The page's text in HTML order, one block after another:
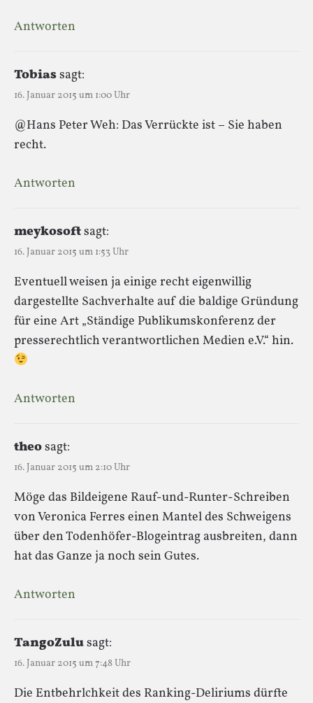
Antworten
Tobiassagt:
16. Januar 2015 um 1:00 Uhr
@Hans Peter Weh: Das Verrückte ist – Sie haben
recht.
Antworten
meykosoftsagt:
16. Januar 2015 um 1:53 Uhr
Eventuell weisen ja einige recht eigenwillig
dargestellte Sachverhalte auf die baldige Gründung
für eine Art „Ständige Publikumskonferenz der
presserechtlich verantwortlichen Medien e.V.“ hin.
Antworten
theosagt:
16. Januar 2015 um 2:10 Uhr
Möge das Bildeigene Rauf-und-Runter-Schreiben
von Veronica Ferres einen Mantel des Schweigens
über den Todenhöfer-Blogeintrag ausbreiten, dann
hat das Ganze ja noch sein Gutes.
Antworten
TangoZulusagt:
16. Januar 2015 um 7:48 Uhr
Die Entbehrlchkeit des Ranking-Deliriums dürfte